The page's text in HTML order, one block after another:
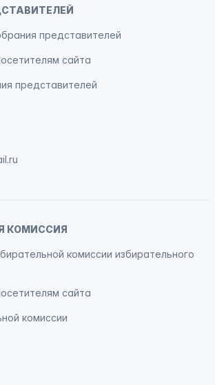
представителей
сайта
представителей
КОМИССИЯ
комиссии избирательного
сайта
комиссии